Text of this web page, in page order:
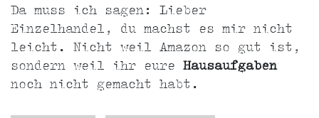
Da muss ich sagen: Lieber
Einzelhandel, du machst es mir nicht
leicht. Nicht weil Amazon so gut ist,
sondern weil ihr eure Hausaufgaben
noch nicht gemacht habt.